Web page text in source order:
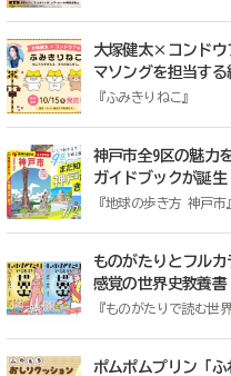
大塚健太×コンド
マソングを担当す
『ふみきりねこ』
神戸市全9区の魅力
ガイドブックが誕生
『地球の歩き方 神戸市』
ものがたりとフル
感覚の世界史教養書
『ものがたりで読む
ポムポムプリン「